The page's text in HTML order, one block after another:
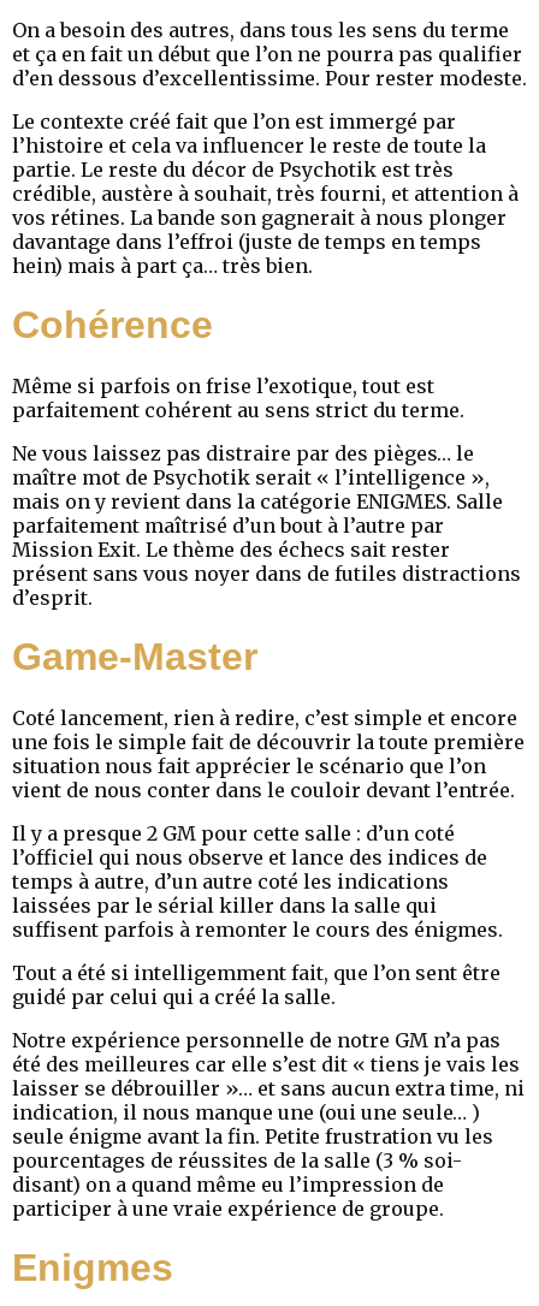
On a besoin des autres, dans tous les sens du terme
et ça en fait un début que l’on ne pourra pas qualifier
d’en dessous d’excellentissime. Pour rester modeste.
Le contexte créé fait que l’on est immergé par
l’histoire et cela va influencer le reste de toute la
partie. Le reste du décor de Psychotik est très
crédible, austère à souhait, très fourni, et attention à
vos rétines. La bande son gagnerait à nous plonger
davantage dans l’effroi (juste de temps en temps
hein) mais à part ça… très bien.
Cohérence
Même si parfois on frise l’exotique, tout est
parfaitement cohérent au sens strict du terme.
Ne vous laissez pas distraire par des pièges… le
maître mot de Psychotik serait « l’intelligence »,
mais on y revient dans la catégorie ENIGMES. Salle
parfaitement maîtrisé d’un bout à l’autre par
Mission Exit. Le thème des échecs sait rester
présent sans vous noyer dans de futiles distractions
d’esprit.
Game-Master
Coté lancement, rien à redire, c’est simple et encore
une fois le simple fait de découvrir la toute première
situation nous fait apprécier le scénario que l’on
vient de nous conter dans le couloir devant l’entrée.
Il y a presque 2 GM pour cette salle : d’un coté
l’officiel qui nous observe et lance des indices de
temps à autre, d’un autre coté les indications
laissées par le sérial killer dans la salle qui
suffisent parfois à remonter le cours des énigmes.
Tout a été si intelligemment fait, que l’on sent être
guidé par celui qui a créé la salle.
Notre expérience personnelle de notre GM n’a pas
été des meilleures car elle s’est dit « tiens je vais les
laisser se débrouiller »… et sans aucun extra time, ni
indication, il nous manque une (oui une seule… )
seule énigme avant la fin. Petite frustration vu les
pourcentages de réussites de la salle (3 % soi-
disant) on a quand même eu l’impression de
participer à une vraie expérience de groupe.
Enigmes